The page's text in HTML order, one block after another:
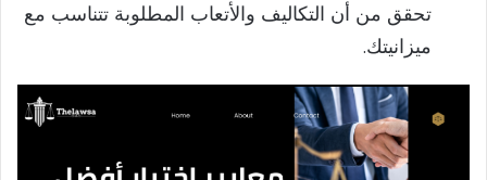
تحقق من أن التكاليف والأتعاب المطلوبة تتناسب مع
ميزانيتك.